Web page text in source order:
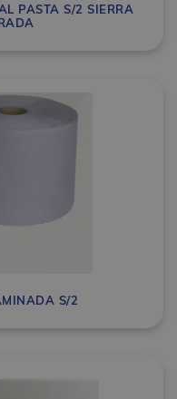
PASTA S/2 SIERRA
S/2